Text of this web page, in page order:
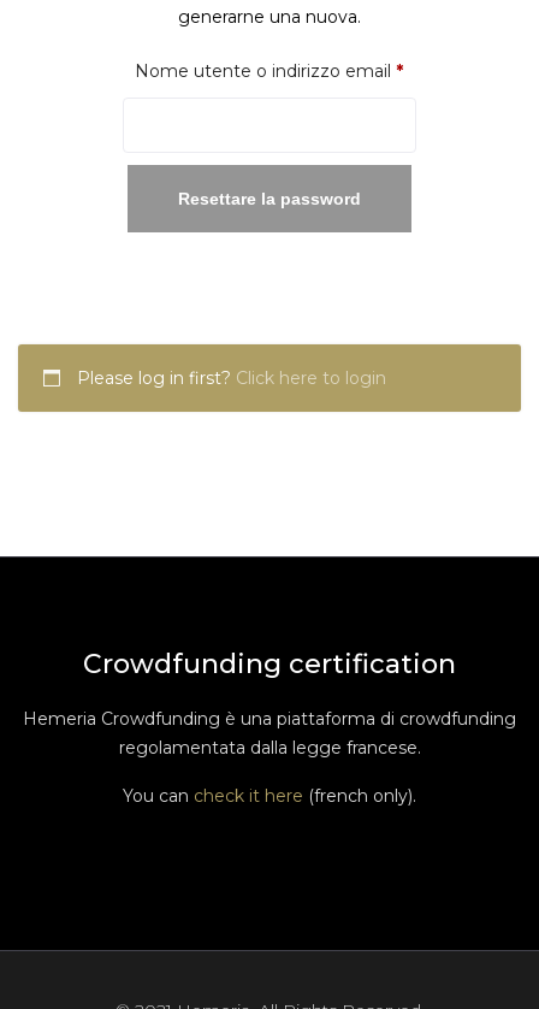
generarne una nuova.
Nome utente o indirizzo email *Richiesto
Resettare la password
Please log in first? Click here to login
Crowdfunding certification
Hemeria Crowdfunding è una piattaforma di crowdfunding
regolamentata dalla legge francese.
You can check it here (french only).